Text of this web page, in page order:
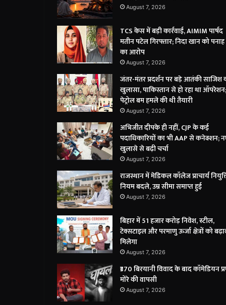
August 7, 2026
TCS केस में बड़ी कार्रवाई, AIMIM पार्षद
मतीन पटेल गिरफ्तार; निदा खान को
का आरोप
August 7, 2026
जंतर-मंतर प्रदर्शन पर बड़े आतंकी साजिश
खुलासा, पाकिस्तान से हो रहा था ऑपरेशन;
पेट्रोल बम हमले की थी तैयारी
August 7, 2026
अभिजीत दीपके ही नहीं, CJP के कई
पदाधिकारियों का भी AAP से कनेक्शन;
खुलासे से बढ़ी चर्चा
August 7, 2026
राजस्थान में मेडिकल कॉलेज प्राचार्य
नियम बदले, उम्र सीमा समाप्त हुई
August 7, 2026
बिहार में 51 हजार करोड़ निवेश, स्टील,
टेक्सटाइल और परमाणु ऊर्जा क्षेत्रों को
मिलेगा
August 7, 2026
₹370 बिरयानी विवाद के बाद कॉमेडियन
मोरे की वापसी
August 7, 2026